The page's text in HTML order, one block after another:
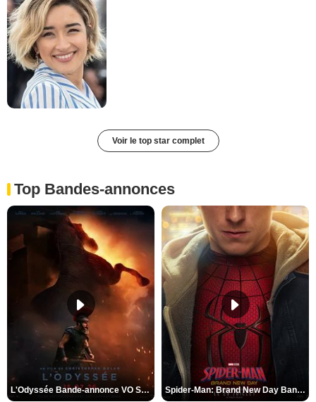
Voir le top star complet
Top Bandes-annonces
L'Odyssée Bande-annonce VO STFR Spider-Man: Brand New Day Bande-annonce VO STFR